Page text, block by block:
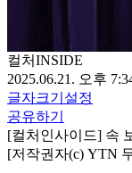
컬처INSIDE
2025.06.21. 오후
글자크기설정
공유하기
[컬처인사이드] 속
[저작권자(c) YTN